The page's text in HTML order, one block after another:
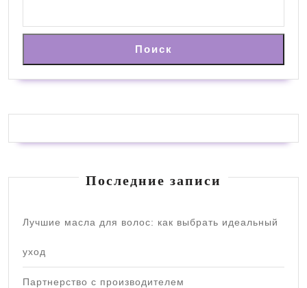
Поиск
Последние записи
Лучшие масла для волос: как выбрать идеальный
уход
Партнерство с производителем